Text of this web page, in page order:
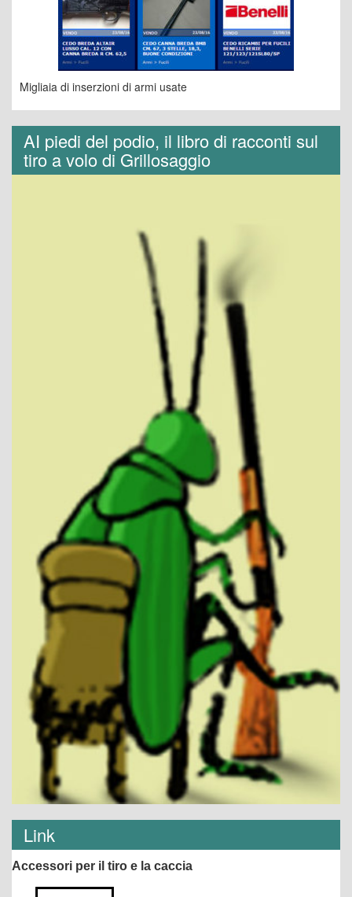
Migliaia di inserzioni di armi usate
AI piedi del podio, il libro di racconti sul
tiro a volo di Grillosaggio
Link
Accessori per il tiro e la caccia